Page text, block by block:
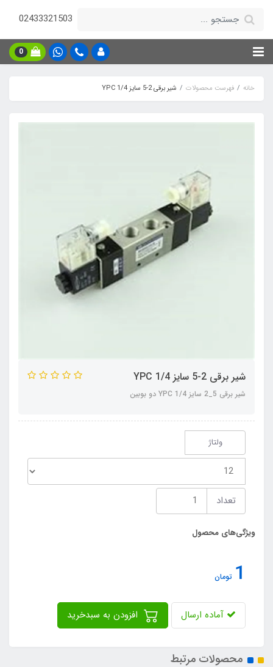
02433321503
0
خانه فهرست محصولات شیر برقی 2-5 سایز 1/4 YPC
شیر برقی 2-5 سایز 1/4 YPC
شیر برقی 5_2 سایز 1/4 YPC دو بوبین
ولتاژ
تعداد
ویژگی‌های محصول
1 تومان
آماده ارسال
محصولات مرتبط